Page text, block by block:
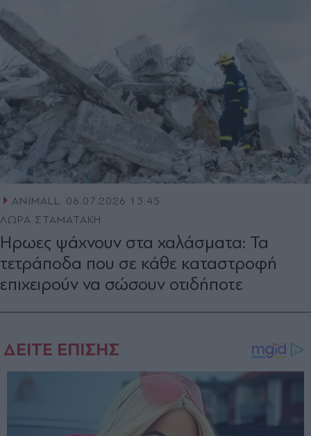
ANIMALL 06.07.2026 13:45
ΛΩΡΑ ΣΤΑΜΑΤΑΚΗ
Ήρωες ψάχνουν στα χαλάσματα: Τα
τετράποδα που σε κάθε καταστροφή
επιχειρούν να σώσουν οτιδήποτε